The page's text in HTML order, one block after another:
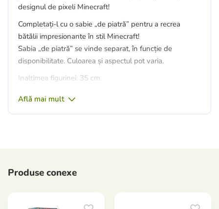
designul de pixeli Minecraft!
Completați-l cu o sabie „de piatră” pentru a recrea
bătălii impresionante în stil Minecraft!
Sabia „de piatră” se vinde separat, în funcție de
disponibilitate. Culoarea și aspectul pot varia.
Inaltimea figurinei: 35 cm.
Producător: Mattel (SUA).
Află mai mult
Produse conexe